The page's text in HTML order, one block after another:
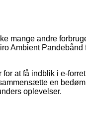
mange andre
Ambient
at få indblik i e-
en
oplevelser.